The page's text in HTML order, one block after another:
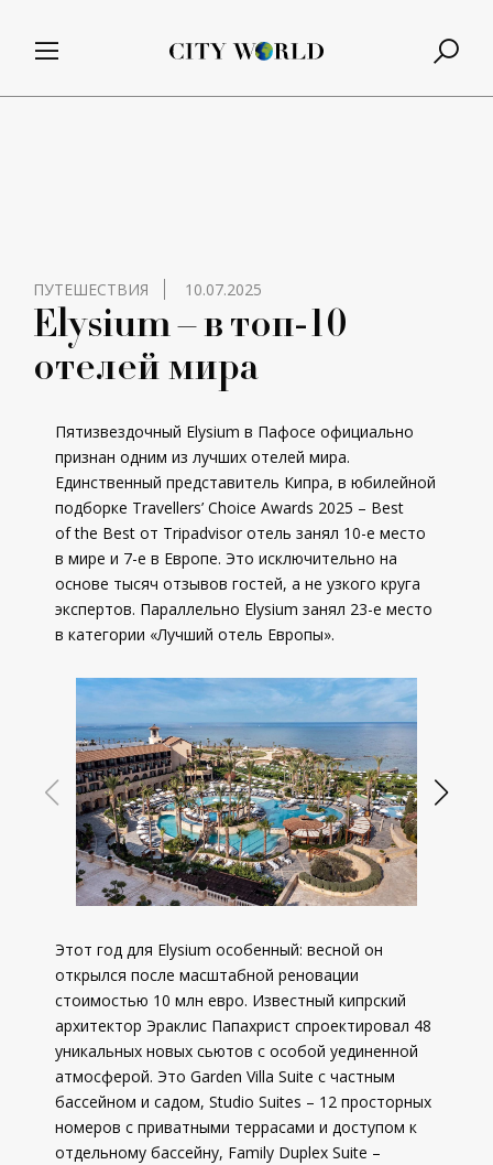
ПУТЕШЕСТВИЯ 10.07.2025
Elysium – в топ-10
отелей мира
Пятизвездочный Elysium в Пафосе официально
признан одним из лучших отелей мира.
Единственный представитель Кипра, в юбилейной
подборке Travellers’ Choice Awards 2025 – Best
of the Best от Tripadvisor отель занял 10-е место
в мире и 7-е в Европе. Это исключительно на
основе тысяч отзывов гостей, а не узкого круга
экспертов. Параллельно Elysium занял 23-е место
в категории «Лучший отель Европы».
Этот год для Elysium особенный: весной он
открылся после масштабной реновации
стоимостью 10 млн евро. Известный кипрский
архитектор Эраклис Папахрист спроектировал 48
уникальных новых сьютов с особой уединенной
атмосферой. Это Garden Villa Suite с частным
бассейном и садом, Studio Suites – 12 просторных
номеров с приватными террасами и доступом к
отдельному бассейну, Family Duplex Suite –